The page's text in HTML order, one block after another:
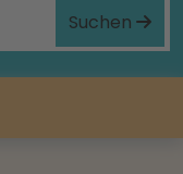
Suchen